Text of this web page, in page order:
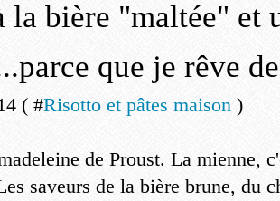
la bière "maltée" et
que je rêve
( #Risotto et pâtes maison )
de Proust. La mienne,
saveurs de la bière brune, du